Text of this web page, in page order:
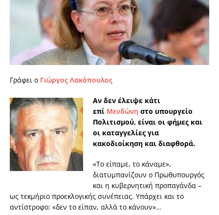
Γράφει ο Γιώργος Λακόπουλος
Αν δεν έλειψε κάτι
επί Μενδώνη στο υπουργείο
Πολιτισμού, είναι οι φήμες και
οι καταγγελίες για
κακοδιοίκηση και διαφθορά.
«Το είπαμε, το κάναμε»,
διατυμπανίζουν ο Πρωθυπουργός
και η κυβερνητική προπαγάνδα –
ως τεκμήριο προεκλογικής συνέπειας. Υπάρχει και το
αντίστροφο: «δεν το είπαν, αλλά το κάνουν»…